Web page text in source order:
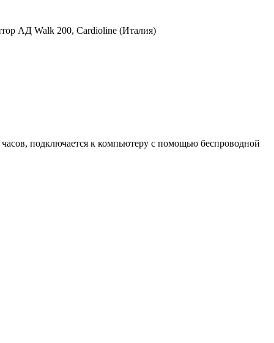
АД Walk 200, Cardioline (Италия)
подключается к компьютеру с помощью беспроводной